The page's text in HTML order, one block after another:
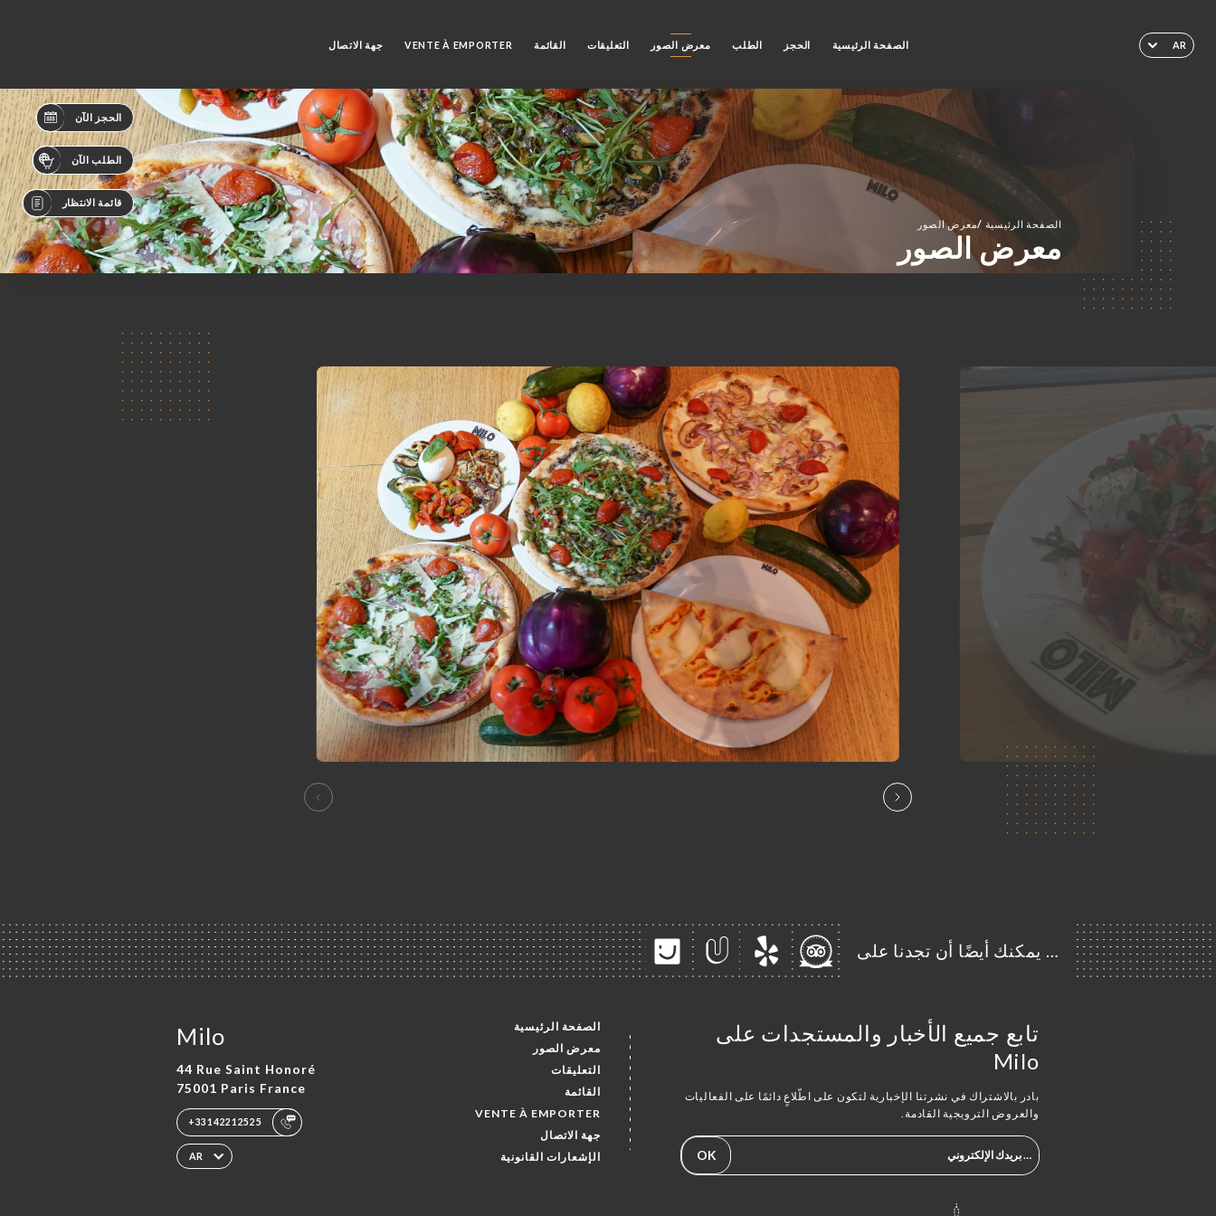
AR الصفحة الرئيسية الحجز الطلب معرض الصور التعليقات القائمة VENTE À EMPORTER جهة الاتصال
الحجز الآن
الطلب الآن
قائمة الانتظار
الصفحة الرئيسية /معرض الصور
معرض الصور
… يمكنك أيضًا أن تجدنا على
Milo
44 Rue Saint Honoré
75001 Paris France
+33142212525
AR
الصفحة الرئيسية
معرض الصور
التعليقات
القائمة
VENTE À EMPORTER
جهة الاتصال
الإشعارات القانونية
تابع جميع الأخبار والمستجدات على
Milo
بادر بالاشتراك في نشرتنا الإخبارية لتكون على اطّلاعٍ دائمًا على الفعاليات
والعروض الترويجية القادمة.
OK